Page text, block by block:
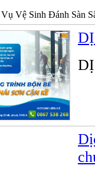
Vệ Sinh Đánh Sàn